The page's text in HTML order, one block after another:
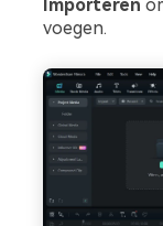
Importeren
voegen.